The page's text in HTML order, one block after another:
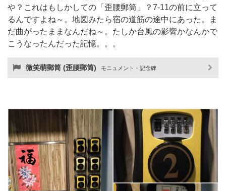
や？これはもしかしての「歪腰郵筒」？7-11の前に立って
るんですよね～。地図みたら宿の道筋の途中にあった。ま
だ曲がったままなんだね～。たしか台風の影響かなんかで
こうなったんだった記憶。。。
微笑萌郵筒 (歪腰郵筒) モニュメント・記念碑